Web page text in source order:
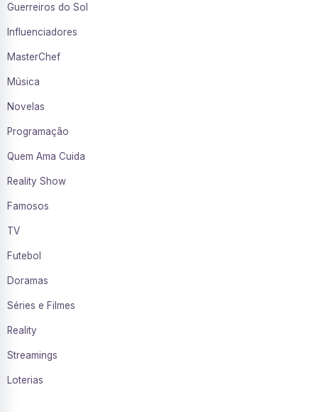
Guerreiros do Sol
Influenciadores
MasterChef
Música
Novelas
Programação
Quem Ama Cuida
Reality Show
Famosos
TV
Futebol
Doramas
Séries e Filmes
Reality
Streamings
Loterias